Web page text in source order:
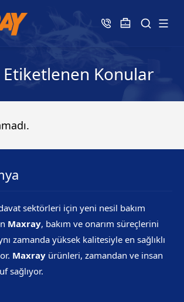
Konular
sektörleri için yeni nesil bakım
Maxray, bakım ve onarım süreçlerini
zamanda yüksek kalitesiyle en sağlıklı
Maxray ürünleri, zamandan ve insan
sağlıyor.